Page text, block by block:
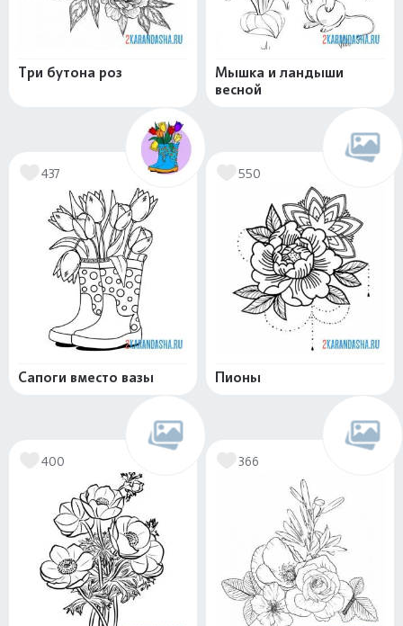
Три бутона роз
Мышка и ландыши
весной
437
Сапоги вместо вазы
550
Пионы
400 366